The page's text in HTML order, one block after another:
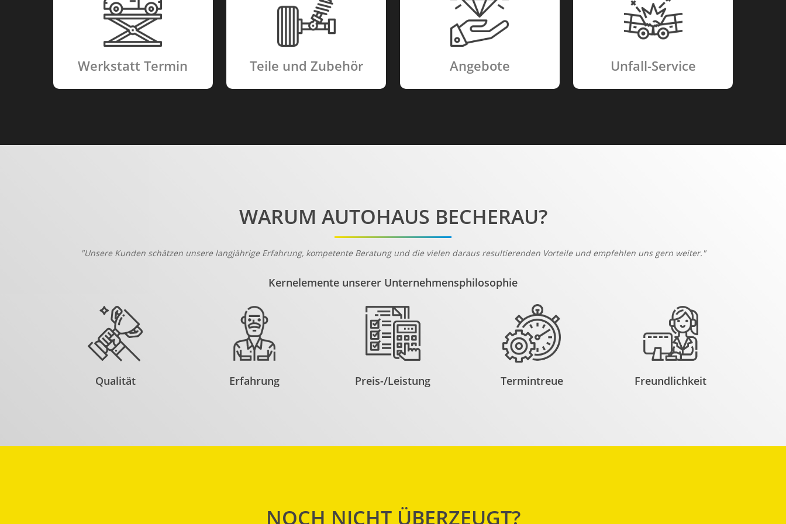
Werkstatt Termin Teile und Zubehör Angebote Unfall-Service
WARUM AUTOHAUS BECHERAU?
"Unsere Kunden schätzen unsere langjährige Erfahrung, kompetente Beratung und die vielen daraus resultierenden Vorteile und empfehlen uns gern weiter."
Kernelemente unserer Unternehmensphilosophie
Qualität Erfahrung Preis-/Leistung Termintreue Freundlichkeit
NOCH NICHT ÜBERZEUGT?